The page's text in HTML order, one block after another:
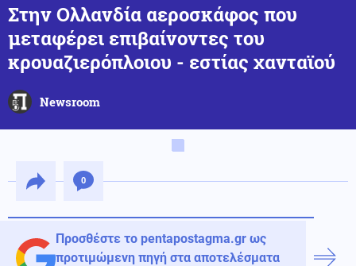
Στην Ολλανδία αεροσκάφος που
μεταφέρει επιβαίνοντες του
κρουαζιερόπλοιου - εστίας χανταϊού
Newsroom
0
Προσθέστε το pentapostagma.gr ως
προτιμώμενη πηγή στα αποτελέσματα